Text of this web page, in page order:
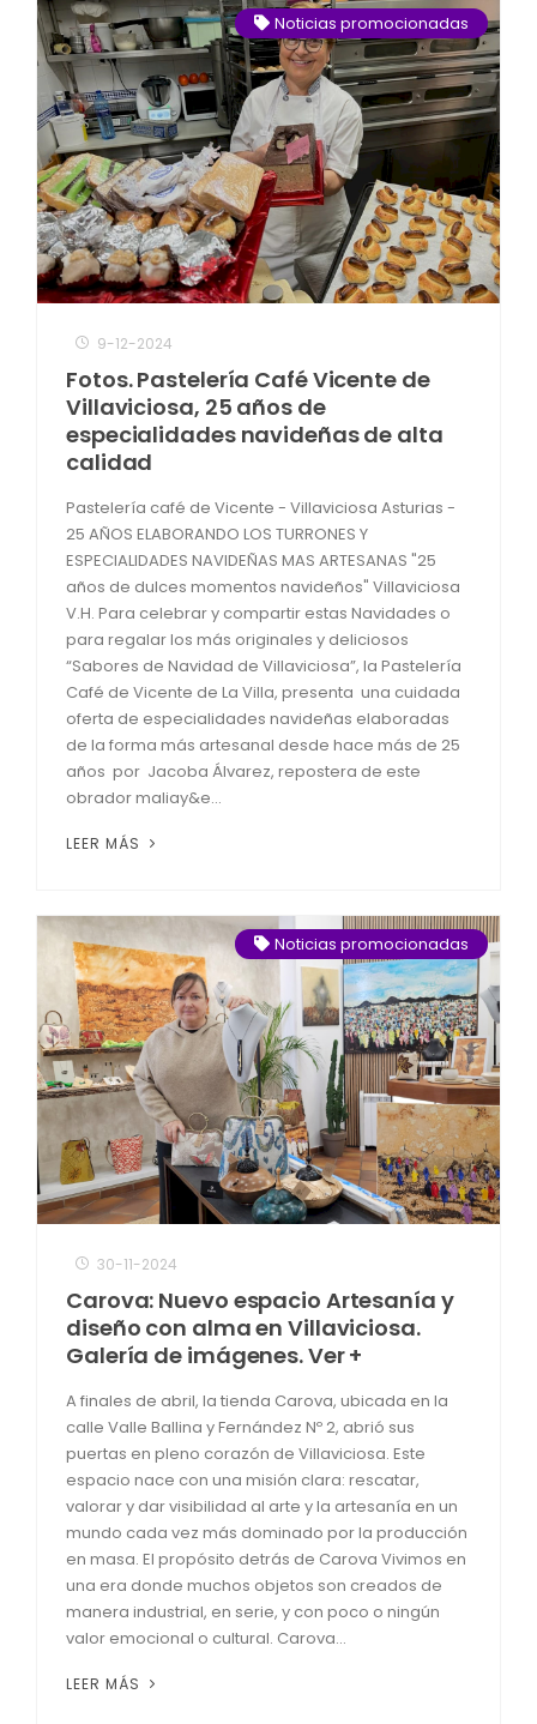
Noticias promocionadas
9-12-2024
Fotos. Pastelería Café Vicente de
Villaviciosa, 25 años de
especialidades navideñas de alta
calidad
Pastelería café de Vicente - Villaviciosa Asturias -
25 AÑOS ELABORANDO LOS TURRONES Y
ESPECIALIDADES NAVIDEÑAS MAS ARTESANAS "25
años de dulces momentos navideños" Villaviciosa
V.H. Para celebrar y compartir estas Navidades o
para regalar los más originales y deliciosos
“Sabores de Navidad de Villaviciosa”, la Pastelería
Café de Vicente de La Villa, presenta una cuidada
oferta de especialidades navideñas elaboradas
de la forma más artesanal desde hace más de 25
años por Jacoba Álvarez, repostera de este
obrador maliay&e...
LEER MÁS
Noticias promocionadas
30-11-2024
Carova: Nuevo espacio Artesanía y
diseño con alma en Villaviciosa.
Galería de imágenes. Ver +
A finales de abril, la tienda Carova, ubicada en la
calle Valle Ballina y Fernández Nº 2, abrió sus
puertas en pleno corazón de Villaviciosa. Este
espacio nace con una misión clara: rescatar,
valorar y dar visibilidad al arte y la artesanía en un
mundo cada vez más dominado por la producción
en masa. El propósito detrás de Carova Vivimos en
una era donde muchos objetos son creados de
manera industrial, en serie, y con poco o ningún
valor emocional o cultural. Carova...
LEER MÁS